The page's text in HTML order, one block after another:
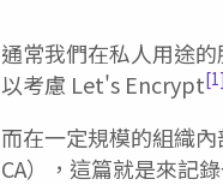
通常我們在私人用途
以考慮 Let's Encrypt[1]
而在一定規模的組織
CA），這篇就是來記